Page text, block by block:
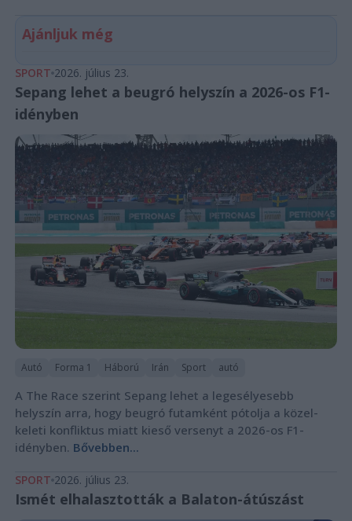
Ajánljuk még
SPORT 2026. július 23.
Sepang lehet a beugró helyszín a 2026-os F1-
idényben
Autó Forma 1 Háború Irán Sport autó
A The Race szerint Sepang lehet a legesélyesebb
helyszín arra, hogy beugró futamként pótolja a közel-
keleti konfliktus miatt kieső versenyt a 2026-os F1-
idényben. Bővebben...
SPORT 2026. július 23.
Ismét elhalasztották a Balaton-átúszást